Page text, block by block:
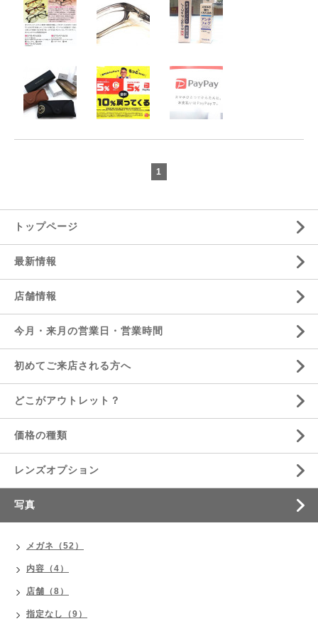
1
トップページ
最新情報
店舗情報
今月・来月の営業日・営業時間
初めてご来店される方へ
どこがアウトレット？
価格の種類
レンズオプション
写真
メガネ（52）
内容（4）
店舗（8）
指定なし（9）